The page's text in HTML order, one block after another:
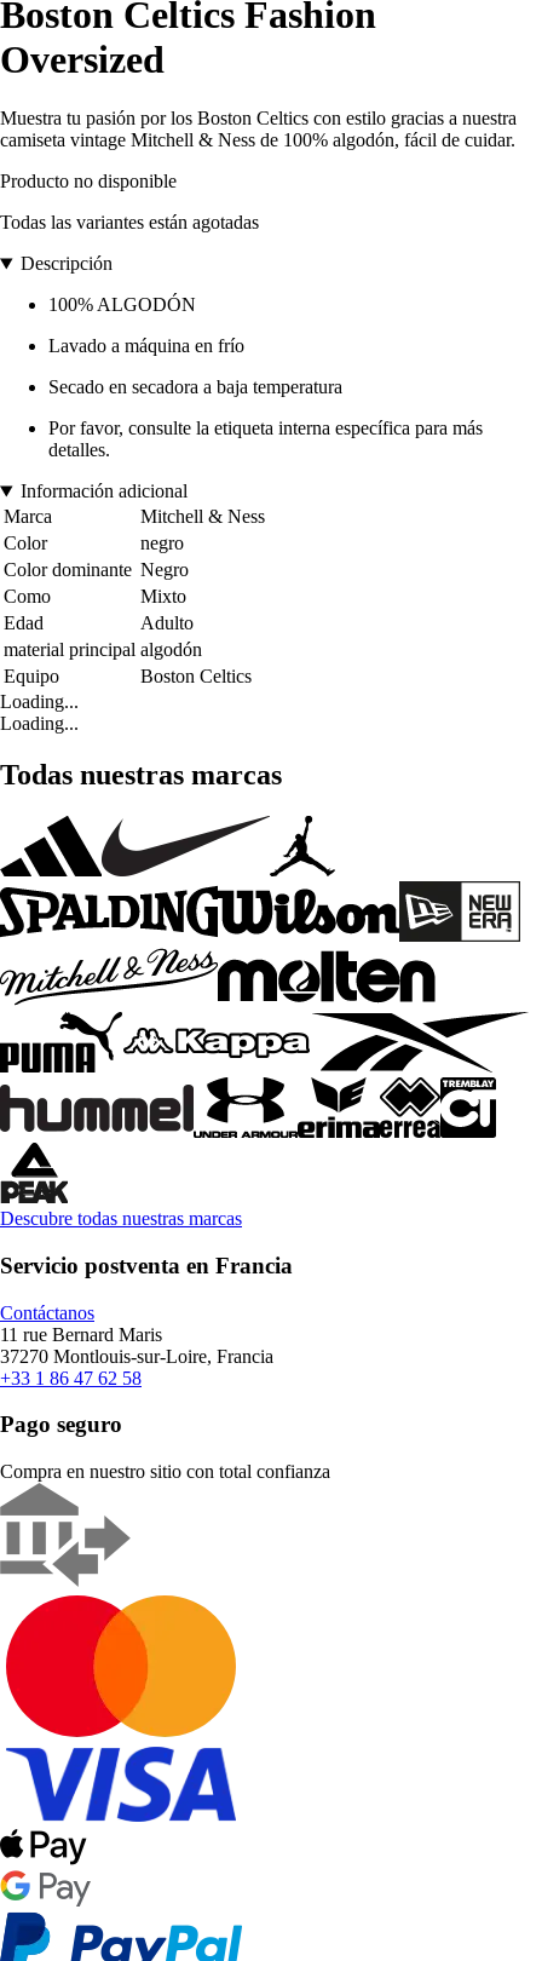
Boston Celtics Fashion
Oversized
Muestra tu pasión por los Boston Celtics con estilo gracias a nuestra
camiseta vintage Mitchell & Ness de 100% algodón, fácil de cuidar.
Producto no disponible
Todas las variantes están agotadas
Descripción
100% ALGODÓN
Lavado a máquina en frío
Secado en secadora a baja temperatura
Por favor, consulte la etiqueta interna específica para más
detalles.
Información adicional
Marca
Mitchell & Ness
Color
negro
Color dominante Negro
Como
Mixto
Edad
Adulto
material principal algodón
Equipo
Boston Celtics
Loading...
Loading...
Todas nuestras marcas
Descubre todas nuestras marcas
Servicio postventa en Francia
Contáctanos
11 rue Bernard Maris
37270 Montlouis-sur-Loire, Francia
+33 1 86 47 62 58
Pago seguro
Compra en nuestro sitio con total confianza